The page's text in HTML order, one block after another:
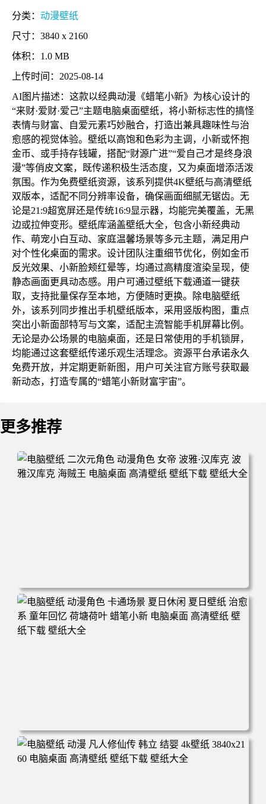
分类： 动漫壁纸
尺寸：3840 x 2160
体积：1.0 MB
上传时间：2025-08-14
AI图片描述：这款以经典动漫《蜡笔小新》为核心设计的
“来财·爱财·爱己”主题电脑桌面壁纸，将小新标志性的搞怪
表情与财富、自爱元素巧妙融合，打造出兼具趣味性与治
愈感的视觉体验。壁纸以高饱和色彩为主调，小新或怀抱
金币、或手持存钱罐，搭配“财源广进”“爱自己才是终身浪
漫”等俏皮文案，既传递积极生活态度，又为桌面增添活泼
氛围。作为免费壁纸资源，该系列提供4K壁纸与高清壁纸
双版本，适配不同分辨率设备，确保画面细腻无锯齿。无
论是21:9超宽屏还是传统16:9显示器，均能完美覆盖，无黑
边或拉伸变形。壁纸库涵盖壁纸大全，包含小新经典动
作、萌宠小白互动、家庭温馨场景等多元主题，满足用户
对个性化桌面的需求。设计团队注重细节优化，例如金币
反光效果、小新脸颊红晕等，均通过高精度渲染呈现，使
静态画面更具动态感。用户可通过壁纸下载通道一键获
取，支持批量保存至本地，方便随时更换。除电脑壁纸
外，该系列同步推出手机壁纸版本，采用竖版构图，重点
突出小新面部特写与文案，适配主流智能手机屏幕比例。
无论是办公场景的电脑桌面，还是日常使用的手机锁屏，
均能通过这套壁纸传递乐观生活理念。资源平台承诺永久
免费开放，并定期更新新图，用户可关注官方账号获取最
新动态，打造专属的“蜡笔小新财富宇宙”。
更多推荐
电脑壁纸 二次元角色 动漫角色 女帝 波雅·汉库克 波雅汉库
克 海贼王 电脑桌面 高清壁纸 壁纸下载 壁纸大全
电脑壁纸 动漫角色 卡通场景 夏日休闲 夏日壁纸 治愈系 童
年回忆 荷塘荷叶 蜡笔小新 电脑桌面 高清壁纸 壁纸下载 壁